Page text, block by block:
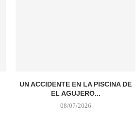
UN ACCIDENTE EN LA PISCINA DE
EL AGUJERO...
08/07/2026